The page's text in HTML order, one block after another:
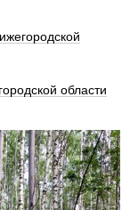
области